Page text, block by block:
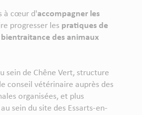
à cœur d'accompagner les
progresser les pratiques de
bientraitance des animaux
sein de Chêne Vert, structure
conseil vétérinaire auprès des
organisées, et plus
sein du site des Essarts-en-